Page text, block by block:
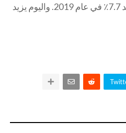
توزيعات الأرباح. كان العائد 7.7٪ في عام 2019. واليوم يزيد